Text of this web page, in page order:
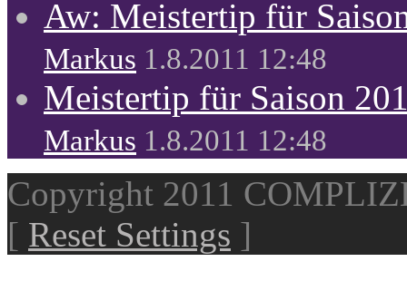
Aw: Meistertip für
Markus 1.8.2011 12:48
Meistertip für Saison
Markus 1.8.2011 12:48
Copyright 2011
[ Reset Settings ]